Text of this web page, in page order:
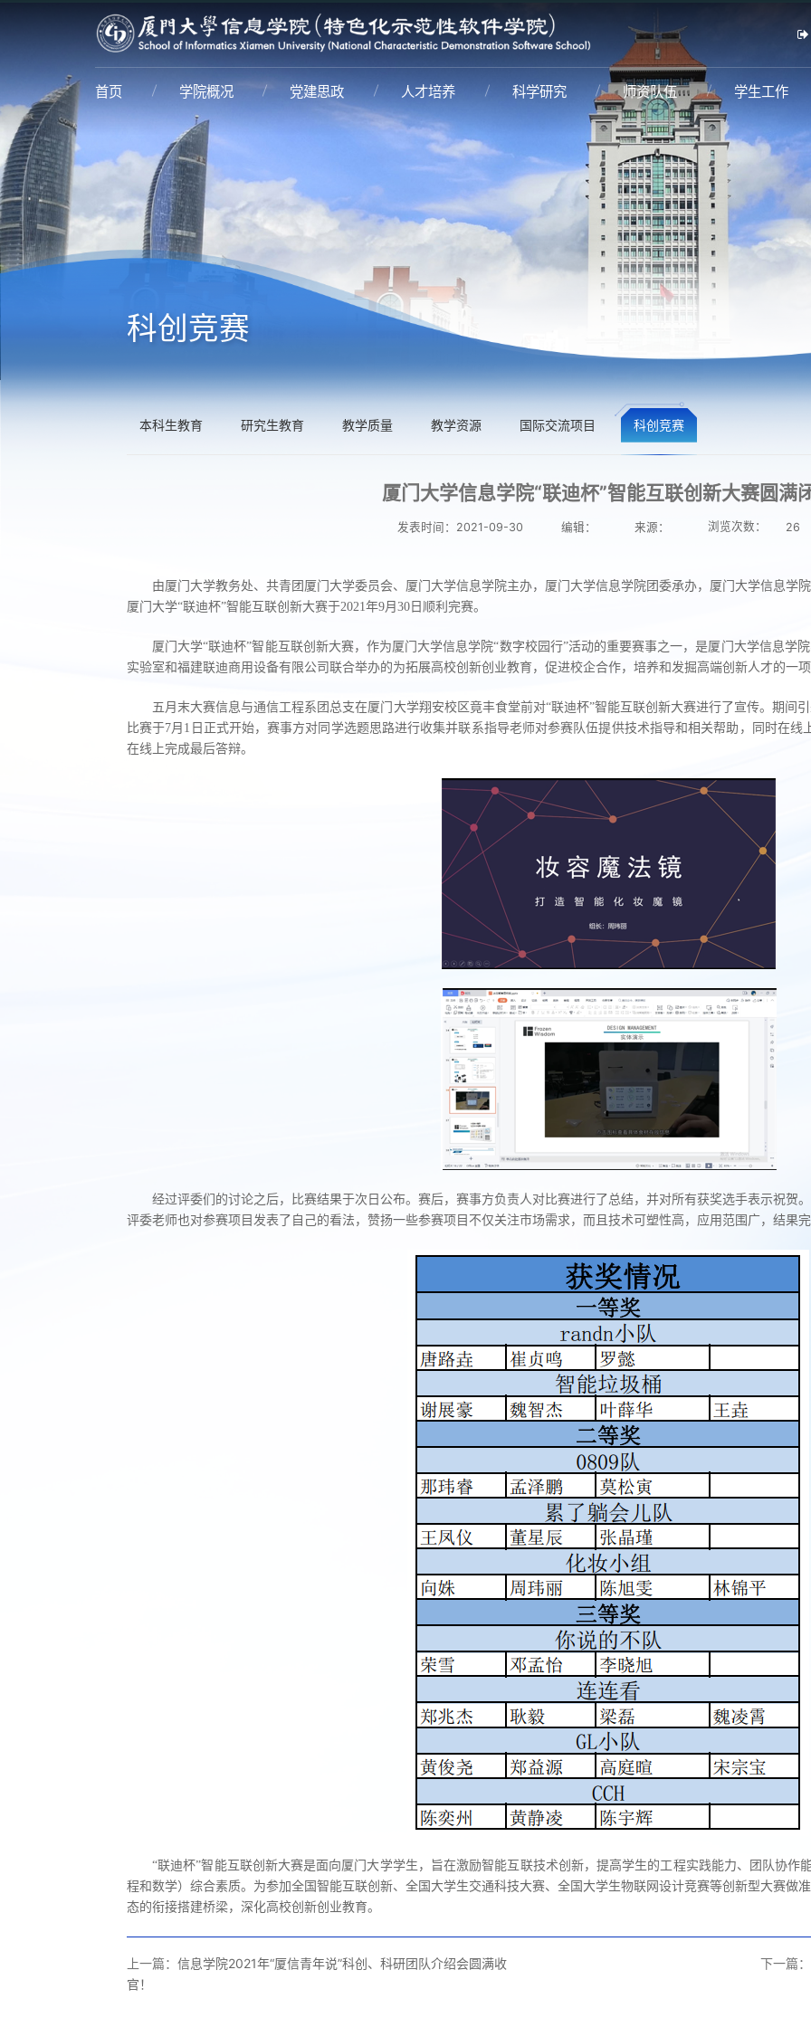
首页 学院概况 党建思政 人才培养 科学研究 师资队伍 学生工作
科创竞赛
本科生教育 研究生教育 教学质量 教学资源 国际交流项目 科创竞赛
厦门大学信息学院“联迪杯”智能互联创新大赛圆满
发表时间：2021-09-30 编辑： 来源： 浏览次数： 26
由厦门大学教务处、共青团厦门大学委员会、厦门大学信息学院主办，厦门大学信息学院团委承办，厦门大学信息学
厦门大学“联迪杯”智能互联创新大赛于2021年9月30日顺利完赛。
厦门大学“联迪杯”智能互联创新大赛，作为厦门大学信息学院“数字校园行”活动的重要赛事之一，是厦门大学信息学
实验室和福建联迪商用设备有限公司联合举办的为拓展高校创新创业教育，促进校企合作，培养和发掘高端创新人才的一
五月末大赛信息与通信工程系团总支在厦门大学翔安校区竟丰食堂前对“联迪杯”智能互联创新大赛进行了宣传。期间
比赛于7月1日正式开始，赛事方对同学选题思路进行收集并联系指导老师对参赛队伍提供技术指导和相关帮助，同时在
在线上完成最后答辩。
经过评委们的讨论之后，比赛结果于次日公布。赛后，赛事方负责人对比赛进行了总结，并对所有获奖选手表示祝贺
评委老师也对参赛项目发表了自己的看法，赞扬一些参赛项目不仅关注市场需求，而且技术可塑性高，应用范围广，结果
“联迪杯”智能互联创新大赛是面向厦门大学学生，旨在激励智能互联技术创新，提高学生的工程实践能力、团队协作
程和数学）综合素质。为参加全国智能互联创新、全国大学生交通科技大赛、全国大学生物联网设计竞赛等创新型大赛做
态的衔接搭建桥梁，深化高校创新创业教育。
上一篇： 信息学院2021年“厦信青年说”科创、科研团队介绍会圆满收
官！
下一篇：